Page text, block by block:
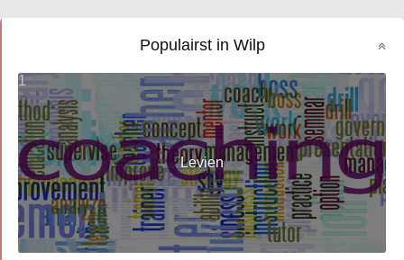
Populairst in Wilp
1
Levien